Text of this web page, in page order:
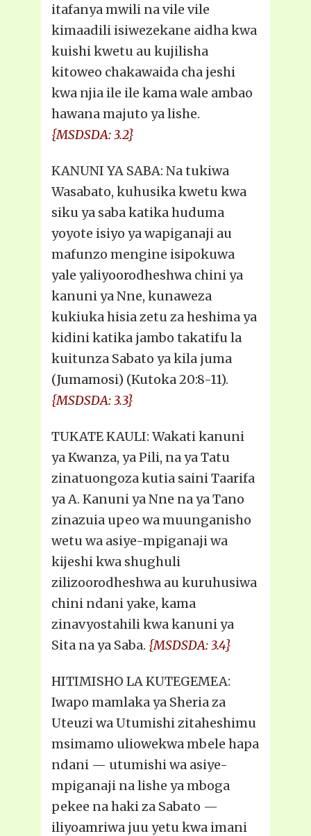
itafanya mwili na vile vile
kimaadili isiwezekane aidha kwa
kuishi kwetu au kujilisha
kitoweo chakawaida cha jeshi
kwa njia ile ile kama wale ambao
hawana majuto ya lishe.
{MSDSDA: 3.2}
KANUNI YA SABA: Na tukiwa
Wasabato, kuhusika kwetu kwa
siku ya saba katika huduma
yoyote isiyo ya wapiganaji au
mafunzo mengine isipokuwa
yale yaliyoorodheshwa chini ya
kanuni ya Nne, kunaweza
kukiuka hisia zetu za heshima ya
kidini katika jambo takatifu la
kuitunza Sabato ya kila juma
(Jumamosi) (Kutoka 20:8-11).
{MSDSDA: 3.3}
TUKATE KAULI: Wakati kanuni
ya Kwanza, ya Pili, na ya Tatu
zinatuongoza kutia saini Taarifa
ya A. Kanuni ya Nne na ya Tano
zinazuia upeo wa muunganisho
wetu wa asiye-mpiganaji wa
kijeshi kwa shughuli
zilizoorodheshwa au kuruhusiwa
chini ndani yake, kama
zinavyostahili kwa kanuni ya
Sita na ya Saba. {MSDSDA: 3.4}
HITIMISHO LA KUTEGEMEA:
Iwapo mamlaka ya Sheria za
Uteuzi wa Utumishi zitaheshimu
msimamo uliowekwa mbele hapa
ndani — utumishi wa asiye-
mpiganaji na lishe ya mboga
pekee na haki za Sabato —
iliyoamriwa juu yetu kwa imani